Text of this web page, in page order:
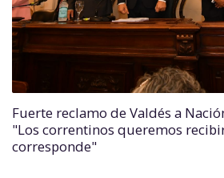
Fuerte reclamo de Valdés a
"Los correntinos queremos
corresponde"